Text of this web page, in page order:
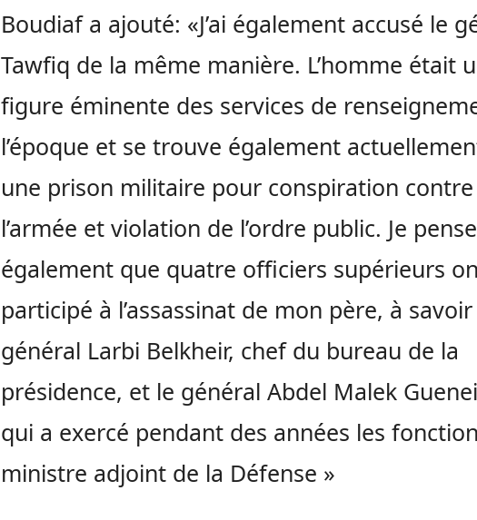
Boudiaf a ajouté: «J’ai également accusé le
Tawfiq de la même manière. L’homme était
figure éminente des services de
l’époque et se trouve également
une prison militaire pour conspiration contre
l’armée et violation de l’ordre public. Je pense
également que quatre officiers supérieurs
participé à l’assassinat de mon père, à
général Larbi Belkheir, chef du bureau de la
présidence, et le général Abdel Malek
qui a exercé pendant des années les
ministre adjoint de la Défense »